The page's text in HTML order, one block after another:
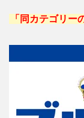
「同カテゴリー